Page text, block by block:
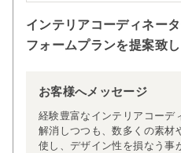
インテリアコーディネー
フォームプランを提案致し
お客様へメッセージ
経験豊富なインテリアコーデ
解消しつつも、数多くの素材
使し、デザイン性を損なう事